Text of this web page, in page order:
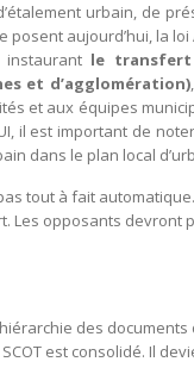
urbain, de
posent aujourd’hui, la
instaurant le transfert
et d’agglomération)
et aux équipes
il est important de
dans le plan local
tout à fait
Les opposants devront
des documents
est consolidé. Il